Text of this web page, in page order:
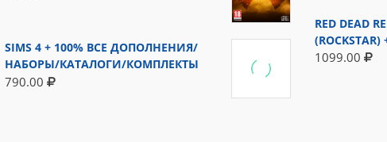
SIMS 4 + 100% ВСЕ ДОПОЛНЕНИЯ/
НАБОРЫ/КАТАЛОГИ/КОМПЛЕКТЫ
790.00
RED DEAD
1099.00